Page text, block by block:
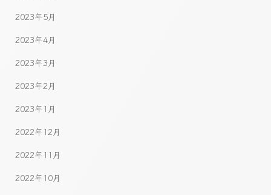
2023年5月
2023年4月
2023年3月
2023年2月
2023年1月
2022年12月
2022年11月
2022年10月